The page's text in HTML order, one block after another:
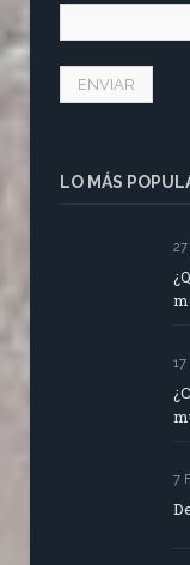
LO MÁS
17
7